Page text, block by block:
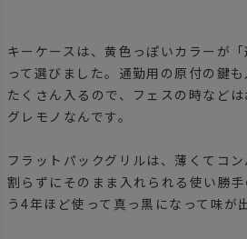
キーケースは、黄色っぽいカラーが
って選びました。通勤用の原付の鍵
たくさん入るので、フェスの時など
グレモノなんです。
フラットパックグリルは、薄くてコ
割らずにそのまま入れられる使い勝
う4年ほど使って真っ黒になって味が